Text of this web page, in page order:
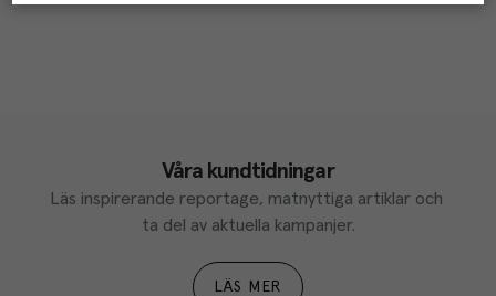
Våra kundtidningar
Läs inspirerande reportage, matnyttiga artiklar och
ta del av aktuella kampanjer.
LÄS MER